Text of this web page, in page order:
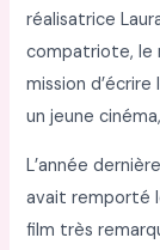
réalisatrice
compatriote, le
mission
un jeune
L’année
avait remporté
film très